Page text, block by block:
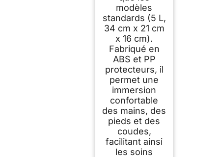
modèles
standards (5 L,
34 cm x 21 cm
x 16 cm).
Fabriqué en
ABS et PP
protecteurs, il
permet une
immersion
confortable
des mains, des
pieds et des
coudes,
facilitant ainsi
les soins